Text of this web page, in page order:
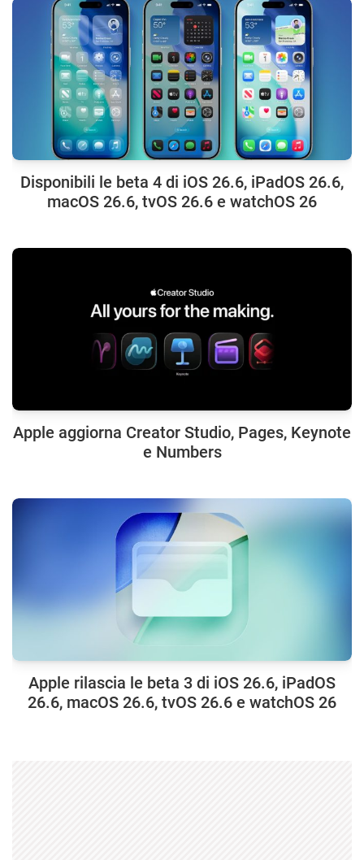
Disponibili le beta 4 di iOS 26.6, iPadOS 26.6,
macOS 26.6, tvOS 26.6 e watchOS 26
Apple aggiorna Creator Studio, Pages, Keynote
e Numbers
Apple rilascia le beta 3 di iOS 26.6, iPadOS
26.6, macOS 26.6, tvOS 26.6 e watchOS 26